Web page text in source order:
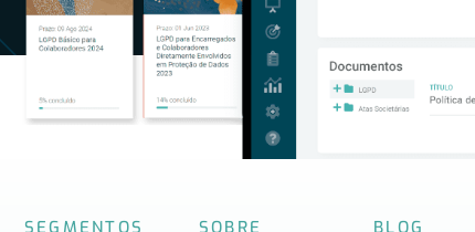
SEGMENTOS SOBRE BLOG